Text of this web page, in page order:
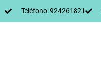
Teléfono: 924261821